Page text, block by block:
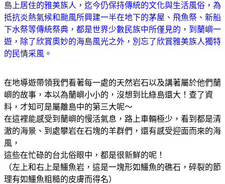
島上居住的雅美族人，迄今仍保持傳統的文化與生活風俗，為
抵抗炎熱氣候和颱風所興建一半在地下的茅屋、飛魚祭、新船
下水祭等傳統祭典，都是世界少數民族中所僅見的，到蘭嶼一
遊，除了欣賞奧妙的海島風光之外，別忘了欣賞雅美族人獨特
的民情采風。
在地導遊帶領我們看著每一處的天然岩石以及講著屬於他們蘭
嶼的故事，本以為蘭嶼小小的，沒想到比綠島還大！查了資
料，才知可是屬離島中的第三大呢～
在這裡能感受到蘭嶼的慢活氣息，路上車輛極少，看到都是清
澈的海景、到處攀岩在石塊的羊群們，還有感受迎面而來的海
風，
這些在忙碌的台北俗眼中，都是很新鮮的呢！
（左上和右上是鱷魚岩，這是一塊形如鱷魚的礁石，碎裂的節
理有如鱷魚粗糙的皮膚而得名）